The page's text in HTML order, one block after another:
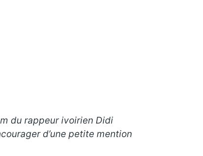
du rappeur ivoirien Didi
d’une petite mention